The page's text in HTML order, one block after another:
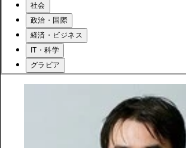
社会
政治・国際
経済・ビジネス
IT・科学
グラビア